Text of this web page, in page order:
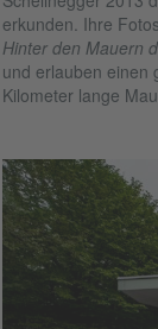
erkunden. Ihre
Hinter den Mauern
und erlauben einen
Kilometer lange